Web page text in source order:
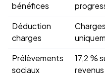
bénéfices
Déduction
charges
Prélèvements
sociaux
17,2 %